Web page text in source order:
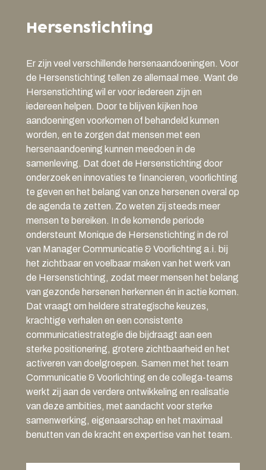
Hersenstichting
Er zijn veel verschillende hersenaandoeningen. Voor
de Hersenstichting tellen ze allemaal mee. Want de
Hersenstichting wil er voor iedereen zijn en
iedereen helpen. Door te blijven kijken hoe
aandoeningen voorkomen of behandeld kunnen
worden, en te zorgen dat mensen met een
hersenaandoening kunnen meedoen in de
samenleving. Dat doet de Hersenstichting door
onderzoek en innovaties te financieren, voorlichting
te geven en het belang van onze hersenen overal op
de agenda te zetten. Zo weten zij steeds meer
mensen te bereiken. In de komende periode
ondersteunt Monique de Hersenstichting in de rol
van Manager Communicatie & Voorlichting a.i. bij
het zichtbaar en voelbaar maken van het werk van
de Hersenstichting, zodat meer mensen het belang
van gezonde hersenen herkennen én in actie komen.
Dat vraagt om heldere strategische keuzes,
krachtige verhalen en een consistente
communicatiestrategie die bijdraagt aan een
sterke positionering, grotere zichtbaarheid en het
activeren van doelgroepen. Samen met het team
Communicatie & Voorlichting en de collega-teams
werkt zij aan de verdere ontwikkeling en realisatie
van deze ambities, met aandacht voor sterke
samenwerking, eigenaarschap en het maximaal
benutten van de kracht en expertise van het team.